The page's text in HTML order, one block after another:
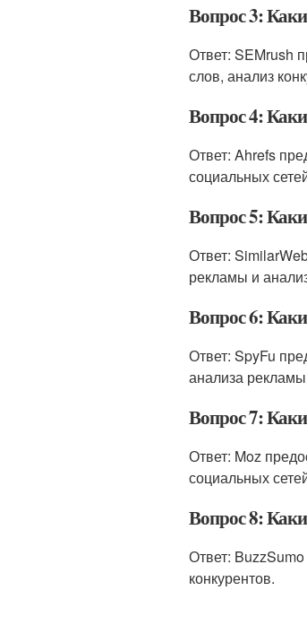
Вопрос 3:
Ответ: SEMrush
слов, анализ
Вопрос 4:
Ответ: Ahrefs
социальных
Вопрос 5:
Ответ:
рекламы и
Вопрос 6:
Ответ: SpyFu
анализа
Вопрос 7:
Ответ: Moz
социальных
Вопрос 8:
Ответ:
конкурентов.